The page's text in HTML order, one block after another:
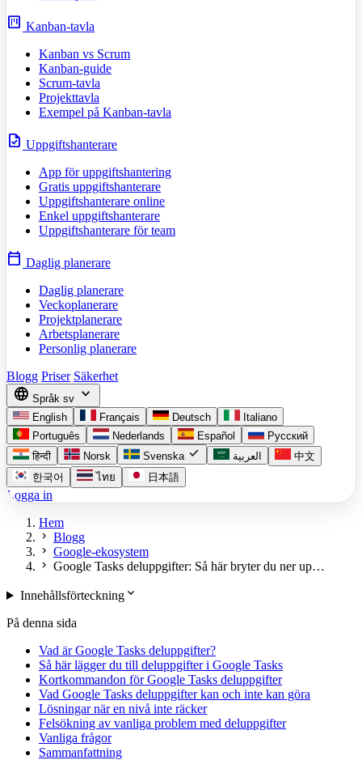
view_kanban Kanban-tavla
Kanban vs Scrum
Kanban-guide
Scrum-tavla
Projekttavla
Exempel på Kanban-tavla
task Uppgiftshanterare
App för uppgiftshantering
Gratis uppgiftshanterare
Uppgiftshanterare online
Enkel uppgiftshanterare
Uppgiftshanterare för team
calendar_today Daglig planerare
Daglig planerare
Veckoplanerare
Projektplanerare
Arbetsplanerare
Personlig planerare
Blogg Priser Säkerhet
language Språk sv expand_more
English Français Deutsch
Italiano
Português
Nederlands Español
Русский
हिन्दी
Norsk Svenska check العربية
中文
한국어
ไทย 日本語
Logga in
Hem
chevron_right Blogg
chevron_right Google-ekosystem
chevron_right Google Tasks deluppgifter: Så här bryter du ner up…
Innehållsförteckningexpand_more
På denna sida
Vad är Google Tasks deluppgifter?
Så här lägger du till deluppgifter i Google Tasks
Kortkommandon för Google Tasks deluppgifter
Vad Google Tasks deluppgifter kan och inte kan göra
Lösningar när en nivå inte räcker
Felsökning av vanliga problem med deluppgifter
Vanliga frågor
Sammanfattning